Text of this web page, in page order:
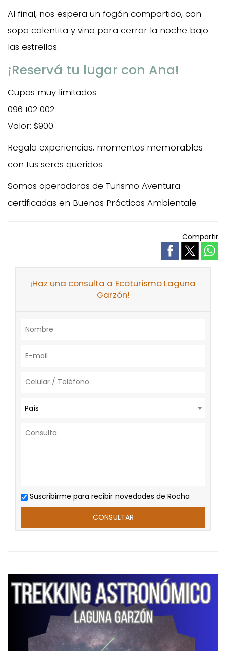
Al final, nos espera un fogón compartido, con
sopa calentita y vino para cerrar la noche bajo
las estrellas.
¡Reservá tu lugar con Ana!
Cupos muy limitados.
096 102 002
Valor: $900
Regala experiencias, momentos memorables
con tus seres queridos.
Somos operadoras de Turismo Aventura
certificadas en Buenas Prácticas Ambientale
Compartir
¡Haz una consulta a Ecoturismo Laguna
Garzón!
País
Suscribirme para recibir novedades de Rocha